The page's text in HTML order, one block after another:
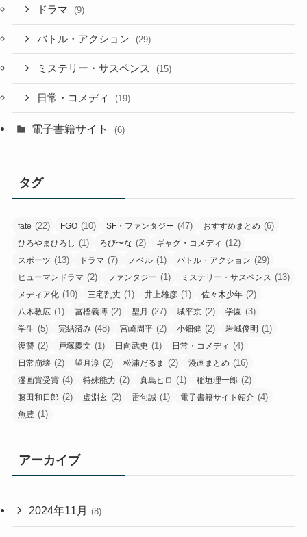
ドラマ (9)
バトル・アクション (29)
ミステリー・サスペンス (15)
日常・コメディ (19)
電子書籍サイト (6)
タグ
fate (22) FGO (10) SF・ファンタジー (47) おすすめまとめ (6)
ひろやまひろし (1) ろび〜な (2) ギャグ・コメディ (12)
スポーツ (13) ドラマ (7) ノベル (1) バトル・アクション (29)
ヒューマンドラマ (2) ファンタジー (1) ミステリー・サスペンス (13)
メディア化 (10) 三宅乱丈 (1) 井上雄彦 (1) 佐々木少年 (2)
八木教広 (1) 冨樫義博 (2) 型月 (27) 城平京 (2) 学園 (3)
学生 (5) 完結済み (48) 宮崎周平 (2) 小畑健 (2) 岩城俊明 (1)
復讐 (2) 戸塚慶文 (1) 日向武史 (1) 日常・コメディ (4)
日常崩壊 (2) 望月淳 (2) 松浦だるま (2) 漫画まとめ (16)
漫画賞受賞 (4) 特殊能力 (2) 真島ヒロ (1) 稲垣理一郎 (2)
藤田和日郎 (2) 虚淵玄 (2) 雷句誠 (1) 電子書籍サイト紹介 (4)
魚豊 (1)
アーカイブ
2024年11月 (8)